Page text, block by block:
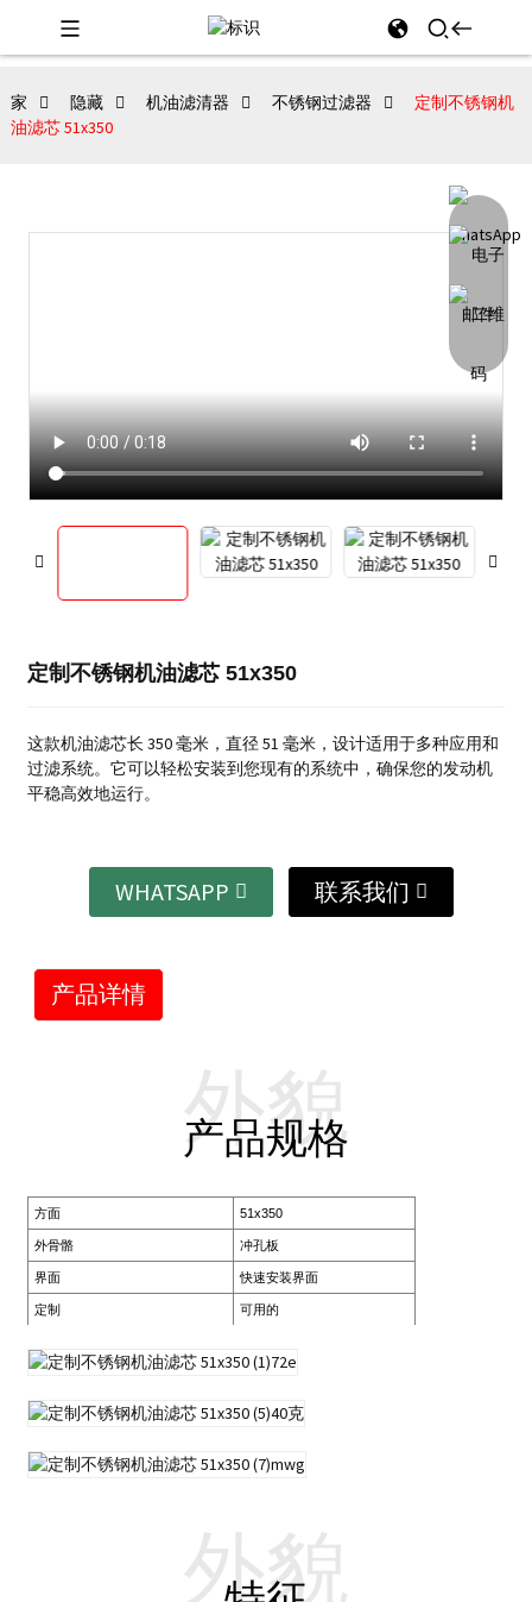
家 隐藏 机油滤清器 不锈钢过滤器
定制不锈钢机
油滤芯 51x350
定制不锈钢机油滤芯 51x350
这款机油滤芯长 350 毫米，直径 51 毫米，设计适用于多种应用和
过滤系统。它可以轻松安装到您现有的系统中，确保您的发动机
平稳高效地运行。
WHATSAPP 联系我们
产品详情
产品规格
外貌
方面 51x350
外骨骼 冲孔板
界面 快速安装界面
定制 可用的
外貌